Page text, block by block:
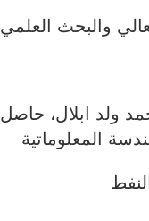
والبحث العلمي
ولد ابلال،